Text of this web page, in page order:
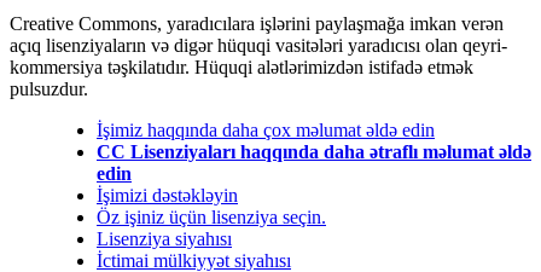
Creative Commons, yaradıcılara işlərini paylaşmağa imkan verən
açıq lisenziyaların və digər hüquqi vasitələri yaradıcısı olan qeyri-
kommersiya təşkilatıdır. Hüquqi alətlərimizdən istifadə etmək
pulsuzdur.
İşimiz haqqında daha çox məlumat əldə edin
CC Lisenziyaları haqqında daha ətraflı məlumat əldə
edin
İşimizi dəstəkləyin
Öz işiniz üçün lisenziya seçin.
Lisenziya siyahısı
İctimai mülkiyyət siyahısı